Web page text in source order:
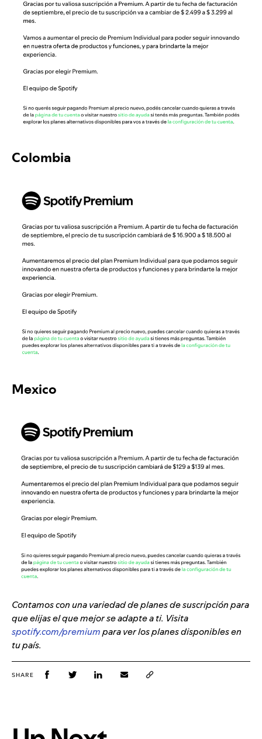
Colombia
Mexico
Contamos con una variedad de planes de suscripción para
que elijas el que mejor se adapte a ti. Visita
spotify.com/premiumpara ver los planes disponibles en
tu país.
SHARE